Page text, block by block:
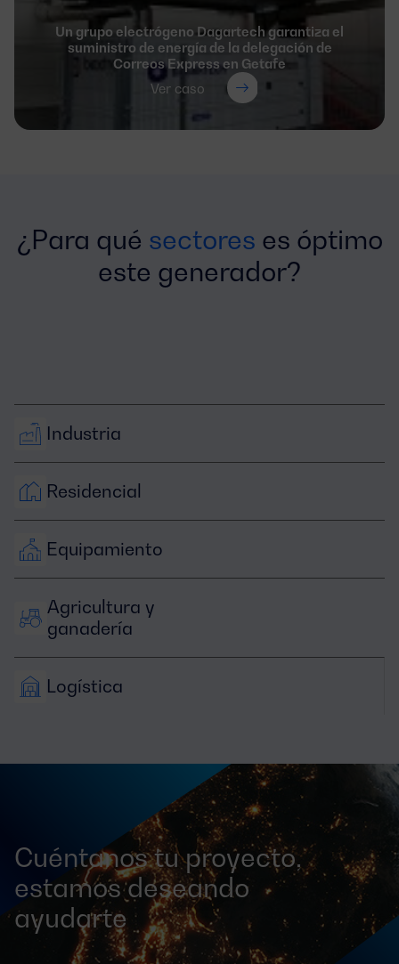
Un grupo electrógeno Dagartech garantiza el
suministro de energía de la delegación de
Correos Express en Getafe
Ver caso
¿Para qué sectores es óptimo
este generador?
Industria
Residencial
Equipamiento
Agricultura y
ganadería
Logística
Cuéntanos tu proyecto,
estamos deseando
ayudarte